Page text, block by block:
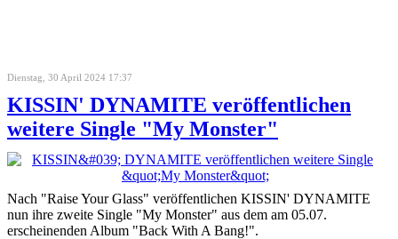
Dienstag, 30 April 2024 17:37
KISSIN' DYNAMITE veröffentlichen
weitere Single "My Monster"
Nach "Raise Your Glass" veröffentlichen KISSIN' DYNAMITE
nun ihre zweite Single "My Monster" aus dem am 05.07.
erscheinenden Album "Back With A Bang!".